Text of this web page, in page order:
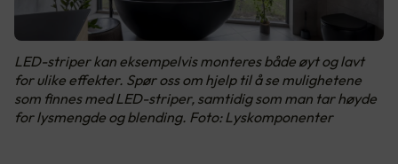
LED-striper kan eksempelvis monteres både øyt og lavt
for ulike effekter. Spør oss om hjelp til å se mulighetene
som finnes med LED-striper, samtidig som man tar høyde
for lysmengde og blending. Foto: Lyskomponenter